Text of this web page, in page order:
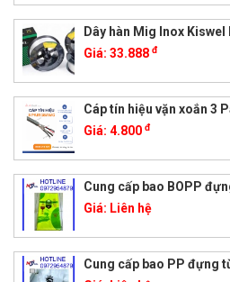
Dây hàn Mig Inox
Giá: 33.888 đ
Cáp tín hiệu vặn xoắn 3
Giá: 4.800 đ
Cung cấp bao BOPP
Giá: Liên hệ
Cung cấp bao PP đựng